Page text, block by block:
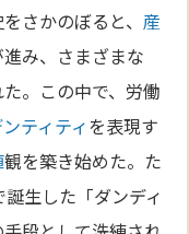
さかのぼると、 産
み、さまざまな
。この中で、労働
ティティを表現す
観を築き始めた。た
誕生した「ダンディ